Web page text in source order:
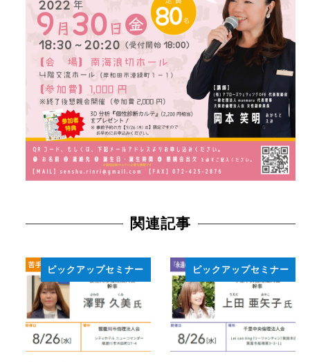
関連記事
ピックアップセミナー ピックアップセミナー